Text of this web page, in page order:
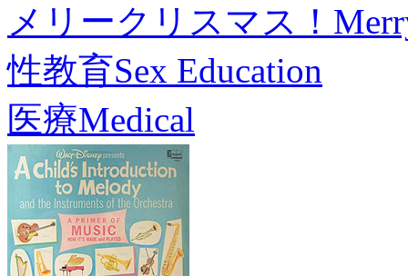
メリークリスマス！
性教育Sex Education
医療Medical